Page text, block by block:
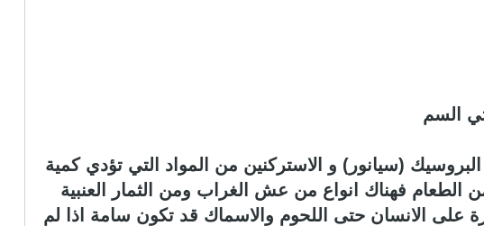
السم
(سيانور) و الاستركنين من المواد التي تؤدي كمية
فهناك انواع من عش الغراب ومن الثمار العنبية
على الانسان حتى اللحوم والاسماك قد تكون سامة اذا لم